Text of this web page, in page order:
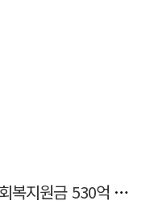
"추석 전 30만원씩 뿌린다" 경제회복지원금 530억 논란 터진 지자체